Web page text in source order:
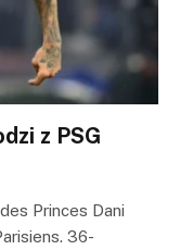
z PSG
Princes Dani
36-